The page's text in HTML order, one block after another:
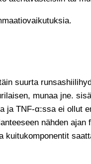
suurta
munaa jne.
ja TNF-α:ssa ei ollut
nähden